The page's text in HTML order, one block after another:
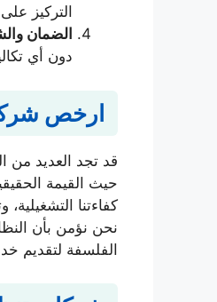
التركيز
الضمان
دون أي
ارخص شركة
قد تجد العديد من
حيث القيمة
كفاءتنا
الفلسفة لتقديم